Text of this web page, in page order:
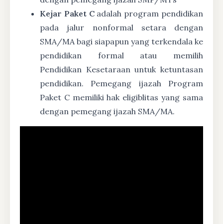
Kejar Paket Cadalah program pendidikan
pada jalur nonformal setara dengan
SMA/MA bagi siapapun yang terkendala ke
pendidikan formal atau memilih
Pendidikan Kesetaraan untuk ketuntasan
pendidikan. Pemegang ijazah Program
Paket C memiliki hak eligiblitas yang sama
dengan pemegang ijazah SMA/MA.